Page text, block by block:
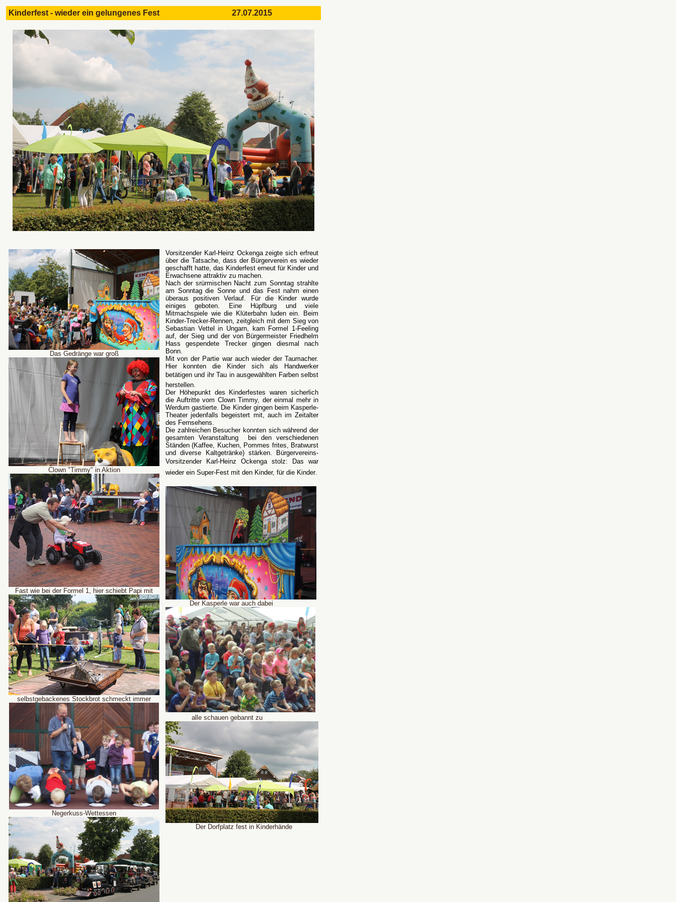
Kinderfest - wieder ein gelungenes Fest 27.07.2015
Das Gedränge war groß
Clown "Timmy" in Aktion
Fast wie bei der Formel 1, hier schiebt Papi mit
selbstgebackenes Stockbrot schmeckt immer
Negerkuss-Wettessen
Vorsitzender Karl-Heinz Ockenga zeigte sich erfreut
über die Tatsache, dass der Bürgerverein es wieder
geschafft hatte, das Kinderfest erneut für Kinder und
Erwachsene attraktiv zu machen.
Nach der srürmischen Nacht zum Sonntag strahlte
am Sonntag die Sonne und das Fest nahm einen
überaus positiven Verlauf. Für die Kinder wurde
einiges geboten. Eine Hüpfburg und viele
Mitmachspiele wie die Klüterbahn luden ein. Beim
Kinder-Trecker-Rennen, zeitgleich mit dem Sieg von
Sebastian Vettel in Ungarn, kam Formel 1-Feeling
auf, der Sieg und der von Bürgermeister Friedhelm
Hass gespendete Trecker gingen diesmal nach
Bonn.
Mit von der Partie war auch wieder der Taumacher.
Hier konnten die Kinder sich als Handwerker
betätigen und ihr Tau in ausgewählten Farben selbst
herstellen.
Der Höhepunkt des Kinderfestes waren sicherlich
die Auftritte vom Clown Timmy, der einmal mehr in
Werdum gastierte. Die Kinder gingen beim Kasperle-
Theater jedenfalls begeistert mit, auch im Zeitalter
des Fernsehens.
Die zahlreichen Besucher konnten sich während der
gesamten Veranstaltung
bei den verschiedenen
Ständen (Kaffee, Kuchen, Pommes frites, Bratwurst
und diverse Kaltgetränke) stärken. Bürgervereins-
Vorsitzender Karl-Heinz Ockenga stolz: Das war
wieder ein Super-Fest mit den Kinder, für die Kinder.
Der Kasperle war auch dabei
alle schauen gebannt zu
Der Dorfplatz fest in Kinderhände